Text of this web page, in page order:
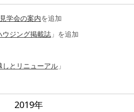
学会の案内を追加
ウジング掲載誌 」を追加
しとリニューアル 」
2019年